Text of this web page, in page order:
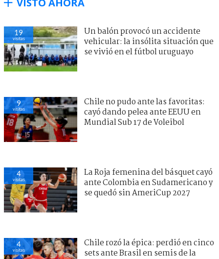
19
visitas
Un balón provocó un accidente
vehicular: la insólita situación que
se vivió en el fútbol uruguayo
9
visitas
Chile no pudo ante las favoritas:
cayó dando pelea ante EEUU en
Mundial Sub 17 de Voleibol
4
visitas
La Roja femenina del básquet cayó
ante Colombia en Sudamericano y
se quedó sin AmeriCup 2027
4
visitas
Chile rozó la épica: perdió en cinco
sets ante Brasil en semis de la